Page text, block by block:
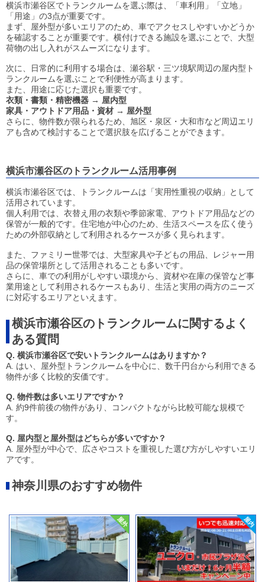
横浜市瀬谷区でトランクルームを選ぶ際は、「車利用」「立地」
「用途」の3点が重要です。
まず、屋外型が多いエリアのため、車でアクセスしやすいかどうか
を確認することが重要です。横付けできる施設を選ぶことで、大型
荷物の出し入れがスムーズになります。
次に、日常的に利用する場合は、瀬谷駅・三ツ境駅周辺の屋内型ト
ランクルームを選ぶことで利便性が高まります。
また、用途に応じた選択も重要です。
衣類・書類・精密機器 → 屋内型
家具・アウトドア用品・資材 → 屋外型
さらに、物件数が限られるため、旭区・泉区・大和市など周辺エリ
アも含めて検討することで選択肢を広げることができます。
横浜市瀬谷区のトランクルーム活用事例
横浜市瀬谷区では、トランクルームは「実用性重視の収納」として
活用されています。
個人利用では、衣替え用の衣類や季節家電、アウトドア用品などの
保管が一般的です。住宅地が中心のため、生活スペースを広く使う
ための外部収納として利用されるケースが多く見られます。
また、ファミリー世帯では、大型家具や子どもの用品、レジャー用
品の保管場所として活用されることも多いです。
さらに、車での利用がしやすい環境から、資材や在庫の保管など事
業用途として利用されるケースもあり、生活と実用の両方のニーズ
に対応するエリアといえます。
横浜市瀬谷区のトランクルームに関するよく
ある質問
Q. 横浜市瀬谷区で安いトランクルームはありますか？
A. はい、屋外型トランクルームを中心に、数千円台から利用できる
物件が多く比較的安価です。
Q. 物件数は多いエリアですか？
A. 約9件前後の物件があり、コンパクトながら比較可能な規模で
す。
Q. 屋内型と屋外型はどちらが多いですか？
A. 屋外型が中心で、広さやコストを重視した選び方がしやすいエリ
アです。
神奈川県のおすすめ物件